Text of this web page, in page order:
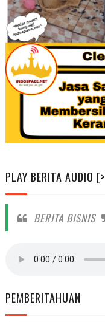
PLAY BERITA AUDIO [>
BERITA BISNIS
PEMBERITAHUAN